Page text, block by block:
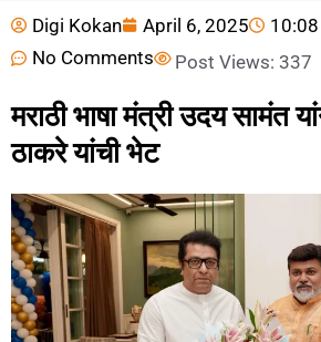
Digi Kokan April 6, 2025
No Comments
Post Views: 337
मराठी भाषा मंत्री उदय सामंत
ठाकरे यांची भेट